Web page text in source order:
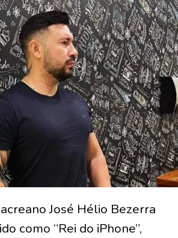
José Hélio Bezerra
como “Rei do iPhone”,